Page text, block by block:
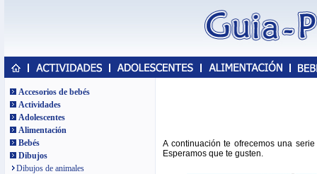
Accesorios de bebés
Actividades
Adolescentes
Alimentación
Bebés
Dibujos
Dibujos de animales
A continuación te ofrecemos una
Esperamos que te gusten.